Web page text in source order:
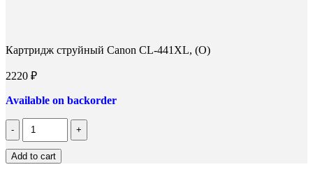
Картридж струйный Canon CL-441XL, (O)
2220 ₽
Available on backorder
Количество
Картридж
струйный
Canon
Add to cart